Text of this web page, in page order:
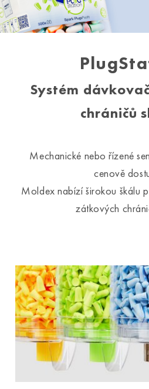
Systém
chráničů
Mechanické nebo řízené
cenově
Moldex nabízí širokou škálu
zátkových